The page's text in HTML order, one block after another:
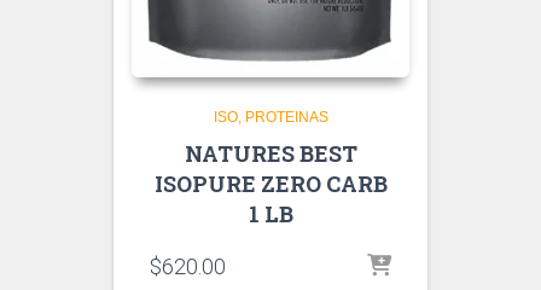
ISO PROTEINAS
NATURES BEST
ISOPURE ZERO CARB
1 LB
$620.00